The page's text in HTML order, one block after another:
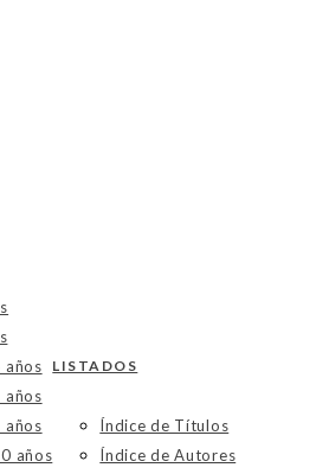
años
LISTADOS
Índice de Títulos
Índice de Autores